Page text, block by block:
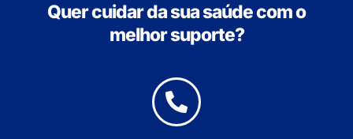
Quer cuidar da sua saúde com o
melhor suporte?